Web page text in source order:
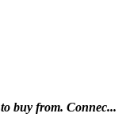
buy from. Connec...